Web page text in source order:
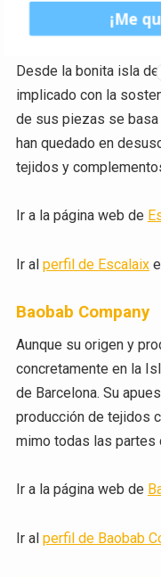
Escalaix
Desde la bonita isla
implicado con la
de sus piezas se
han quedado en
tejidos y
Ir a la página web de
Ir al perfil de Escalaix
Baobab Company
Aunque su origen y
concretamente en la
de Barcelona. Su
producción de tejidos
mimo todas las partes
Ir a la página web de
Ir al perfil de Baobab
¡Me